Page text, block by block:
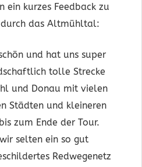
ein kurzes Feedback zu
durch das Altmühltal:
und hat uns super
tolle Strecke
und Donau mit vielen
Städten und kleineren
zum Ende der Tour.
selten ein so gut
Redwegenetz